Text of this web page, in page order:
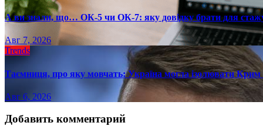
А ви знали, що… ОК-5 чи ОК-7: яку довідку брати для
Авг 7, 2026
Trends
Таємниця, про яку мовчать: Україна могла ізолювати
Авг 6, 2026
Добавить комментарий